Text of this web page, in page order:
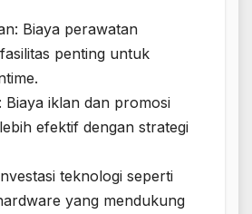
Biaya perawatan
penting untuk
Biaya iklan dan promosi
efektif dengan strategi
teknologi seperti
yang mendukung